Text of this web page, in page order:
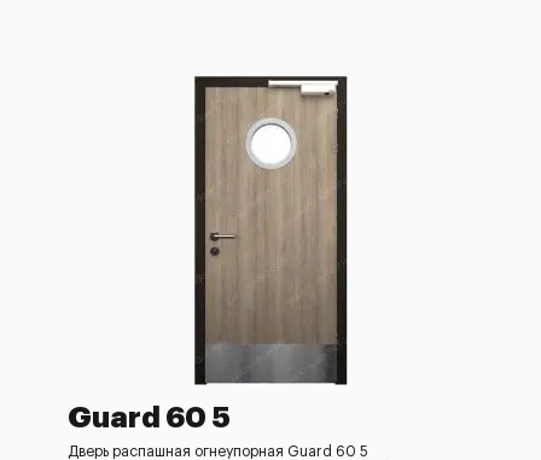
Guard 60 5
Дверь распашная огнеупорная Guard 60 5